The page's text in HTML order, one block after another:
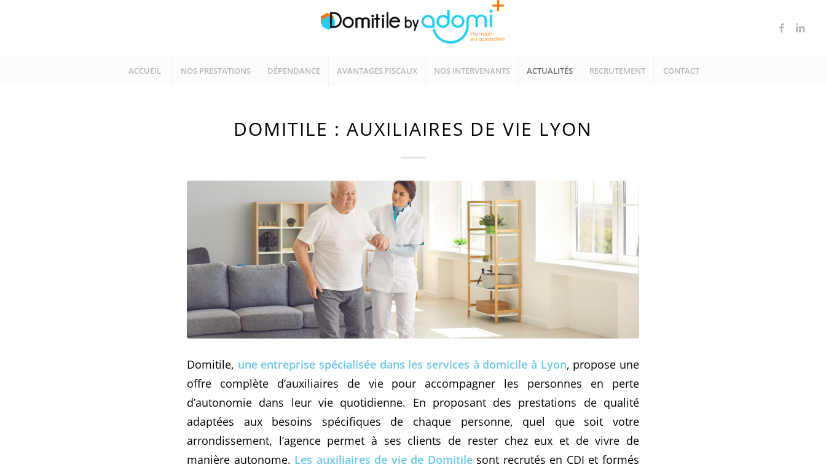
ACCUEIL NOS PRESTATIONS DÉPENDANCE AVANTAGES FISCAUX NOS INTERVENANTS ACTUALITÉS RECRUTEMENT CONTACT
DOMITILE : AUXILIAIRES DE VIE LYON
Domitile, une entreprise spécialisée dans les services à domicile à Lyon, propose une
offre complète d’auxiliaires de vie pour accompagner les personnes en perte
d’autonomie dans leur vie quotidienne. En proposant des prestations de qualité
adaptées aux besoins spécifiques de chaque personne, quel que soit votre
arrondissement, l’agence permet à ses clients de rester chez eux et de vivre de
manière autonome. Les auxiliaires de vie de Domitilesont recrutés en CDI et formés